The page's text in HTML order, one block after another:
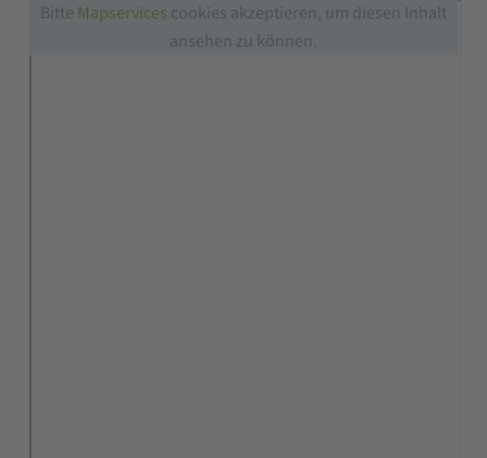
Bitte Mapservices cookies akzeptieren, um diesen Inhalt
ansehen zu können.